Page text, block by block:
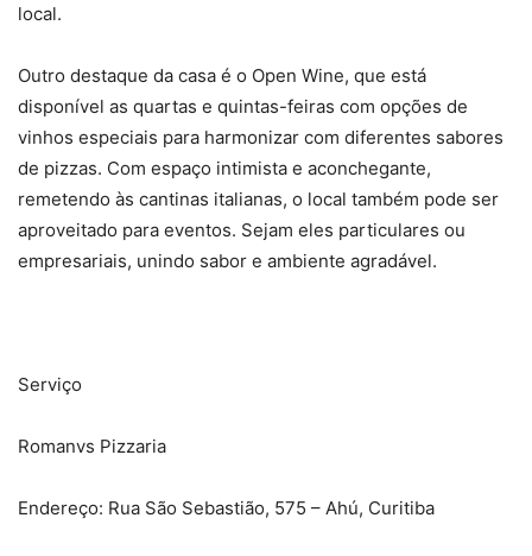
local.
Outro destaque da casa é o Open Wine, que está
disponível as quartas e quintas-feiras com opções de
vinhos especiais para harmonizar com diferentes sabores
de pizzas. Com espaço intimista e aconchegante,
remetendo às cantinas italianas, o local também pode ser
aproveitado para eventos. Sejam eles particulares ou
empresariais, unindo sabor e ambiente agradável.
Serviço
Romanvs Pizzaria
Endereço: Rua São Sebastião, 575 – Ahú, Curitiba